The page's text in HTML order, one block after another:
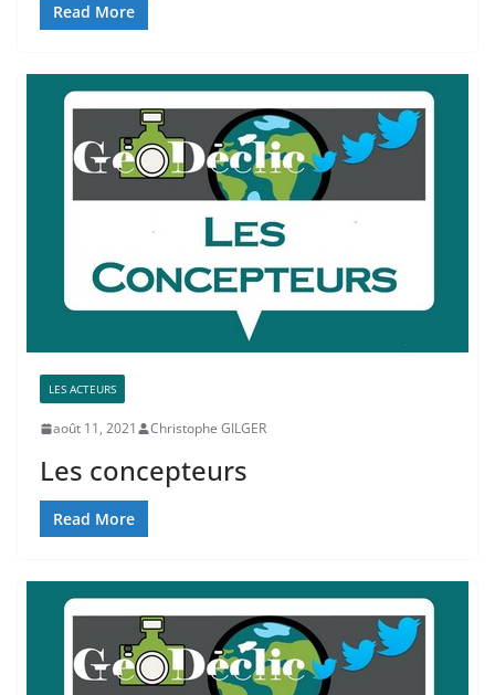
Read More
LES ACTEURS
août 11, 2021 Christophe GILGER
Les concepteurs
Read More